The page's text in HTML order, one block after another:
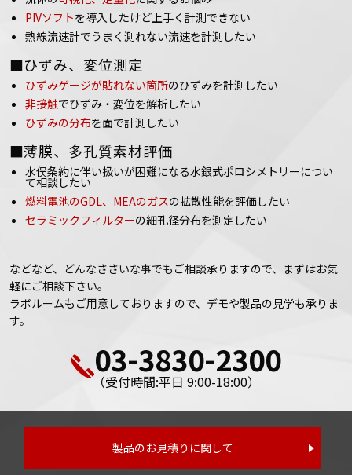
PIVソフトを導入したけど上手く計測できない
熱線流速計でうまく測れない流速を計測したい
■ひずみ、変位測定
ひずみゲージが貼れない箇所のひずみを計測したい
非接触でひずみ・変位を解析したい
ひずみの分布を面で計測したい
■薄膜、多孔質素材評価
水俣条約に伴い扱いが困難になる水銀式ポロシメトリーについ
て相談したい
燃料電池のGDL、MEAのガスの拡散性能を評価したい
セラミックフィルターの細孔径分布を測定したい
などなど、どんなささいな事でもご相談承りますので、まずはお気
軽にご相談下さい。
ラボルームもご用意しておりますので、デモや製品の見学も承りま
す。
03-3830-2300
（受付時間:平日 9:00-18:00）
製品のお見積りに関して